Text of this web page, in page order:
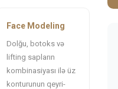
Face Modeling
Dolğu, botoks və
lifting sapların
kombinasiyası ilə üz
konturunun qeyri-